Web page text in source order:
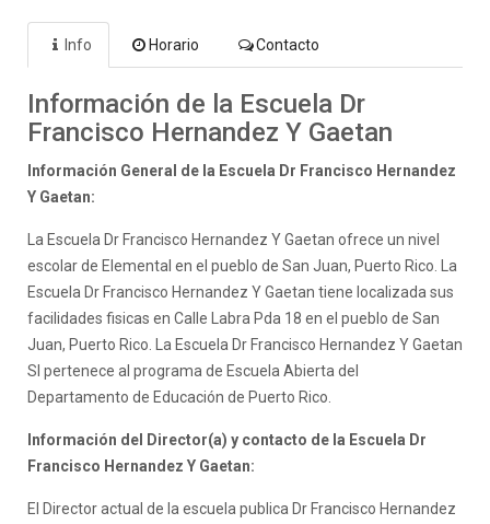
Info Horario Contacto
Información de la Escuela Dr
Francisco Hernandez Y Gaetan
Información General de la Escuela Dr Francisco Hernandez
Y Gaetan:
La Escuela Dr Francisco Hernandez Y Gaetan ofrece un nivel
escolar de Elemental en el pueblo de San Juan, Puerto Rico. La
Escuela Dr Francisco Hernandez Y Gaetan tiene localizada sus
facilidades fisicas en Calle Labra Pda 18 en el pueblo de San
Juan, Puerto Rico. La Escuela Dr Francisco Hernandez Y Gaetan
SI pertenece al programa de Escuela Abierta del
Departamento de Educación de Puerto Rico.
Información del Director(a) y contacto de la Escuela Dr
Francisco Hernandez Y Gaetan:
El Director actual de la escuela publica Dr Francisco Hernandez